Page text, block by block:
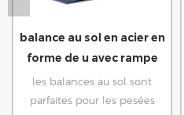
balance au sol en acier en
forme de u avec rampe
utilisée pour un entrepôt
industriel
les balances au sol sont
parfaites pour les pesées